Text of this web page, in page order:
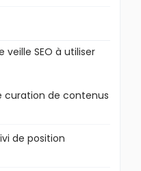
SEO à utiliser
curation de contenus
de position